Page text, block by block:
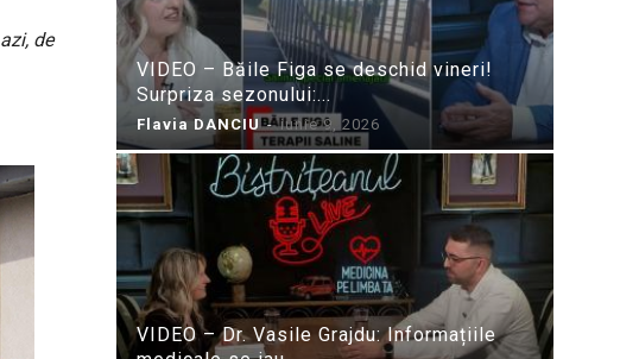
de
VIDEO – Băile Figa se deschid vineri!
Surpriza sezonului:...
Flavia DANCIU - iunie 9, 2026
VIDEO – Dr. Vasile Grajdu: Informațiile